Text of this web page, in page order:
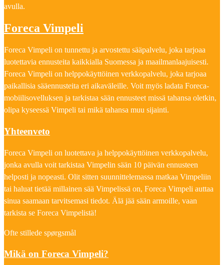
avulla.
Foreca Vimpeli
Foreca Vimpeli on tunnettu ja arvostettu sääpalvelu, joka tarjoaa
luotettavia ennusteita kaikkialla Suomessa ja maailmanlaajuisesti.
Foreca Vimpeli on helppokäyttöinen verkkopalvelu, joka tarjoaa
paikallisia sääennusteita eri aikaväleille. Voit myös ladata Foreca-
mobiilisovelluksen ja tarkistaa sään ennusteet missä tahansa oletkin,
olipa kyseessä Vimpeli tai mikä tahansa muu sijainti.
Yhteenveto
Foreca Vimpeli on luotettava ja helppokäyttöinen verkkopalvelu,
jonka avulla voit tarkistaa Vimpelin sään 10 päivän ennusteen
helposti ja nopeasti. Olit sitten suunnittelemassa matkaa Vimpeliin
tai haluat tietää millainen sää Vimpelissä on, Foreca Vimpeli auttaa
sinua saamaan tarvitsemasi tiedot. Älä jää sään armoille, vaan
tarkista se Foreca Vimpelistä!
Ofte stillede spørgsmål
Mikä on Foreca Vimpeli?